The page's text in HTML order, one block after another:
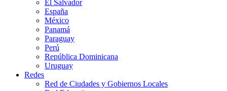
El Salvador
España
México
Panamá
Paraguay
Perú
República Dominicana
Uruguay
Redes
Red de Ciudades y Gobiernos Locales